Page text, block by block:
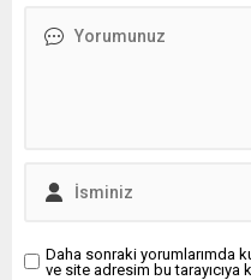
Daha sonraki yorumlarımda
ve site adresim bu tarayıcıya